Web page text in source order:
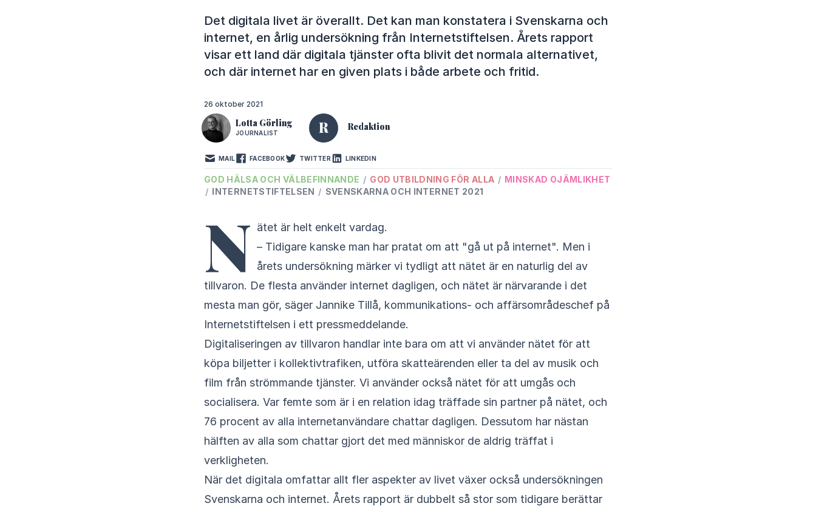
Det digitala livet är överallt. Det kan man konstatera i Svenskarna och
internet, en årlig undersökning från Internetstiftelsen. Årets rapport
visar ett land där digitala tjänster ofta blivit det normala alternativet,
och där internet har en given plats i både arbete och fritid.
26 oktober 2021
Lotta Görling
JOURNALIST R Redaktion
MAIL FACEBOOK TWITTER LINKEDIN
GOD HÄLSA OCH VÄLBEFINNANDE / GOD UTBILDNING FÖR ALLA / MINSKAD OJÄMLIKHET
/ INTERNETSTIFTELSEN / SVENSKARNA OCH INTERNET 2021
N ätet är helt enkelt vardag.
– Tidigare kanske man har pratat om att "gå ut på internet". Men i
årets undersökning märker vi tydligt att nätet är en naturlig del av
tillvaron. De flesta använder internet dagligen, och nätet är närvarande i det
mesta man gör, säger Jannike Tillå, kommunikations- och affärsområdeschef på
Internetstiftelsen i ett pressmeddelande.
Digitaliseringen av tillvaron handlar inte bara om att vi använder nätet för att
köpa biljetter i kollektivtrafiken, utföra skatteärenden eller ta del av musik och
film från strömmande tjänster. Vi använder också nätet för att umgås och
socialisera. Var femte som är i en relation idag träffade sin partner på nätet, och
76 procent av alla internetanvändare chattar dagligen. Dessutom har nästan
hälften av alla som chattar gjort det med människor de aldrig träffat i
verkligheten.
När det digitala omfattar allt fler aspekter av livet växer också undersökningen
Svenskarna och internet. Årets rapport är dubbelt så stor som tidigare berättar